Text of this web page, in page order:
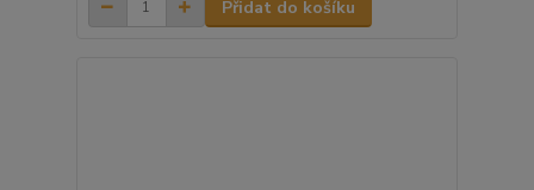
Přidat do košíku